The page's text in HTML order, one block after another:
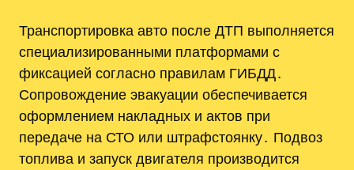
Транспортировка авто после ДТП выполняется
специализированными платформами с
фиксацией согласно правилам ГИБДД․
Сопровождение эвакуации обеспечивается
оформлением накладных и актов при
передаче на СТО или штрафстоянку․ Подвоз
топлива и запуск двигателя производится